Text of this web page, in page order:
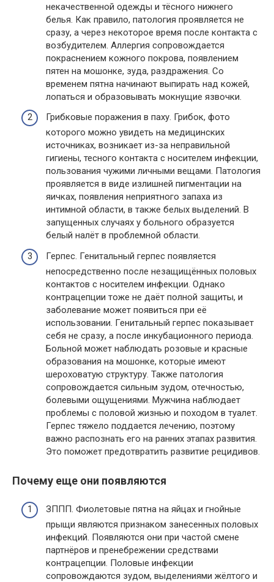
некачественной одежды и тёсного нижнего
белья. Как правило, патология проявляется не
сразу, а через некоторое время после контакта с
возбудителем. Аллергия сопровождается
покраснением кожного покрова, появлением
пятен на мошонке, зуда, раздражения. Со
временем пятна начинают выпирать над кожей,
лопаться и образовывать мокнущие язвочки.
Грибковые поражения в паху. Грибок, фото
которого можно увидеть на медицинских
источниках, возникает из-за неправильной
гигиены, тесного контакта с носителем инфекции,
пользования чужими личными вещами. Патология
проявляется в виде излишней пигментации на
яичках, появления неприятного запаха из
интимной области, в также белых выделений. В
запущенных случаях у больного образуется
белый налёт в проблемной области.
Герпес. Генитальный герпес появляется
непосредственно после незащищённых половых
контактов с носителем инфекции. Однако
контрацепции тоже не даёт полной защиты, и
заболевание может появиться при её
использовании. Генитальный герпес показывает
себя не сразу, а после инкубационного периода.
Больной может наблюдать розовые и красные
образования на мошонке, которые имеют
шероховатую структуру. Также патология
сопровождается сильным зудом, отечностью,
болевыми ощущениями. Мужчина наблюдает
проблемы с половой жизнью и походом в туалет.
Герпес тяжело поддается лечению, поэтому
важно распознать его на ранних этапах развития.
Это поможет предотвратить развитие рецидивов.
Почему еще они появляются
ЗППП. Фиолетовые пятна на яйцах и гнойные
прыщи являются признаком занесенных половых
инфекций. Появляются они при частой смене
партнёров и пренебрежении средствами
контрацепции. Половые инфекции
сопровождаются зудом, выделениями жёлтого и